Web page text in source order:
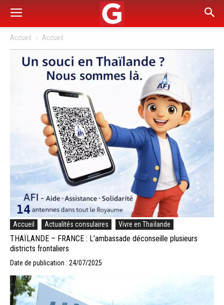
Accueil Accueil
Accueil Actualités consulaires Vivre en Thaïlande
THAÏLANDE – FRANCE : L’ambassade déconseille plusieurs
districts frontaliers
Date de publication : 24/07/2025